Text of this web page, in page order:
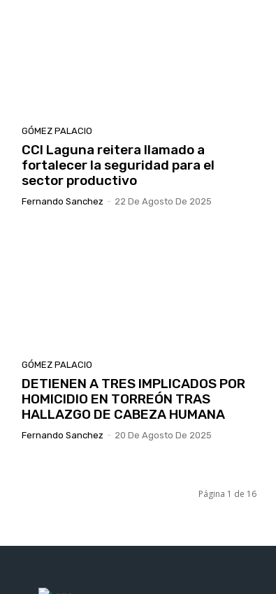
GÓMEZ PALACIO
CCI Laguna reitera llamado a
fortalecer la seguridad para el
sector productivo
Fernando Sanchez - 22 De Agosto De 2025
GÓMEZ PALACIO
DETIENEN A TRES IMPLICADOS POR
HOMICIDIO EN TORREÓN TRAS
HALLAZGO DE CABEZA HUMANA
Fernando Sanchez - 20 De Agosto De 2025
Página 1 de 16